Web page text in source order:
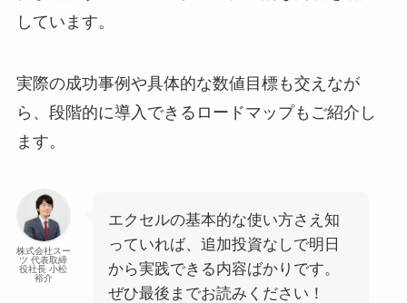
しています。
実際の成功事例や具体的な数値目標も交えなが
ら、段階的に導入できるロードマップもご紹介し
ます。
株式会社スー
ツ 代表取締
役社長 小松
裕介
エクセルの基本的な使い方さえ知
っていれば、追加投資なしで明日
から実践できる内容ばかりです。
ぜひ最後までお読みください！